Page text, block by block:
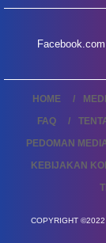
Facebook.com
HOME
FAQ
PEDOMAN
KEBIJAKAN
COPYRIGHT